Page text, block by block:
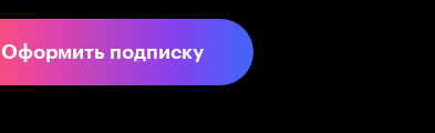
Оформить подписку